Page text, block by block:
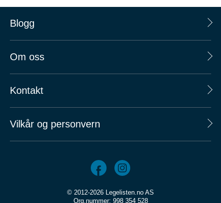
Blogg
Om oss
Kontakt
Vilkår og personvern
© 2012-2026 Legelisten.no AS
Org.nummer: 998 354 528